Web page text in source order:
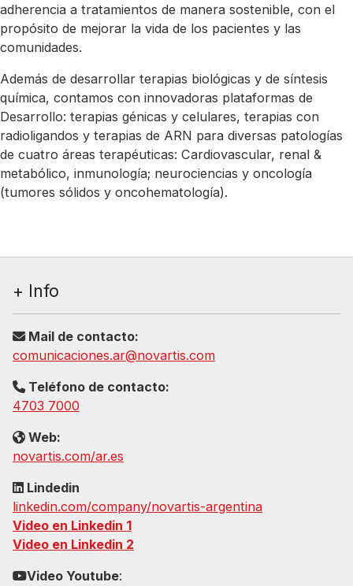
adherencia a tratamientos de manera sostenible, con el
propósito de mejorar la vida de los pacientes y las
comunidades.
Además de desarrollar terapias biológicas y de síntesis
química, contamos con innovadoras plataformas de
Desarrollo: terapias génicas y celulares, terapias con
radioligandos y terapias de ARN para diversas patologías
de cuatro áreas terapéuticas: Cardiovascular, renal &
metabólico, inmunología; neurociencias y oncología
(tumores sólidos y oncohematología).
+ Info
Mail de contacto:
comunicaciones.ar@novartis.com
Teléfono de contacto:
4703 7000
Web:
novartis.com/ar.es
Lindedin
linkedin.com/company/novartis-argentina
Video en Linkedin 1
Video en Linkedin 2
Video Youtube: